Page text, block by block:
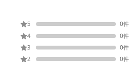
5 0件
4
0件
3
0件
2
0件